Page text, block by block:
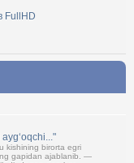
FullHD
kishining birorta egri
gapidan ajablanib. —